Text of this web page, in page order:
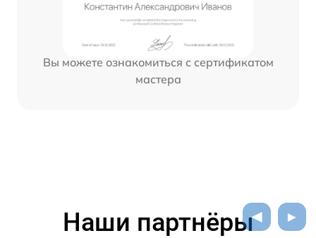
Вы можете ознакомиться с сертификатом
мастера
Наши партнёры